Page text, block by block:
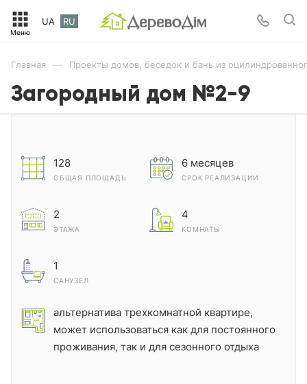
UA RU
Главная — Проекты домов, беседок и бань из
Загородный дом №2-9
128
ОБЩАЯ ПЛОЩАДЬ
6 месяцев
СРОК РЕАЛИЗАЦИИ
2
ЭТАЖА
4
КОМНАТЫ
1
САНУЗЕЛ
альтернатива трехкомнатной квартире,
может использоваться как для постоянного
проживания, так и для сезонного отдыха